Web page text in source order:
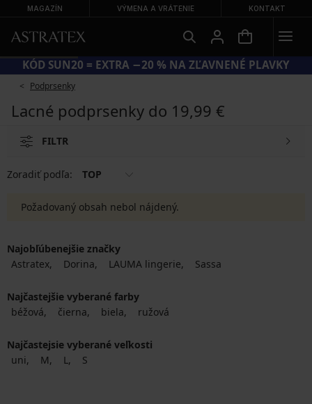
MAGAZÍN VÝMENA A VRÁTENIE KONTAKT
KÓD SUN20 = EXTRA −20 % NA ZĽAVNENÉ PLAVKY
Podprsenky
Lacné podprsenky do 19,99 €
FILTR
Zoradiť podľa: TOP
Požadovaný obsah nebol nájdený.
Najobľúbenejšie značky
Astratex
Dorina LAUMA lingerie Sassa
Najčastejšie vyberané farby
béžová
čierna biela ružová
Najčastejsie vyberané veľkosti
uni
M L S